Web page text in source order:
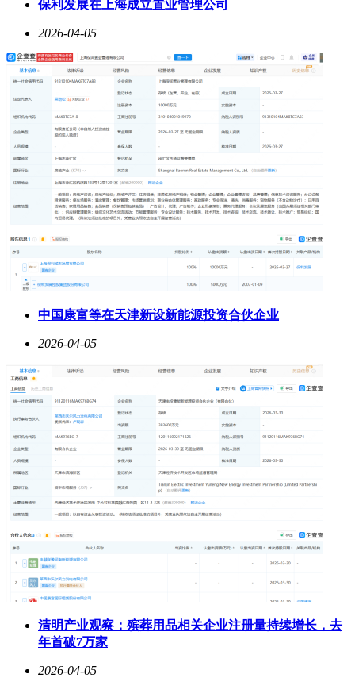
保利发展在上海成立置业管理公司
2026-04-05
中国康富等在天津新设新能源投资合伙企业
2026-04-05
清明产业观察：殡葬用品相关企业注册量持续增长，去
年首破7万家
2026-04-05